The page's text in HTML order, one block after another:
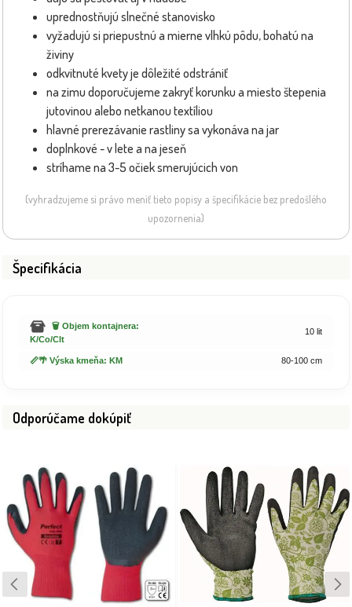
uprednostňujú slnečné stanovisko
vyžadujú si priepustnú a mierne vlhkú pôdu, bohatú na
živiny
odkvitnuté kvety je dôležité odstrániť
na zimu doporučujeme zakryť korunku a miesto štepenia
jutovinou alebo netkanou textíliou
hlavné prerezávanie rastliny sa vykonáva na jar
doplnkové - v lete a na jeseň
stríhame na 3-5 očiek smerujúcich von
(vyhradzujeme si právo meniť tieto popisy a špecifikácie bez predošlého
upozornenia)
Špecifikácia
🗑️ Objem kontajnera:
K/Co/Clt
10 lit
📏🌴 Výska kmeňa: KM 80-100 cm
Odporúčame dokúpiť